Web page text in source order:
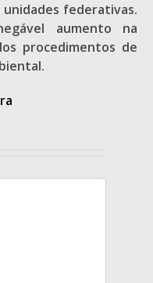
federativas.
aumento na
procedimentos de